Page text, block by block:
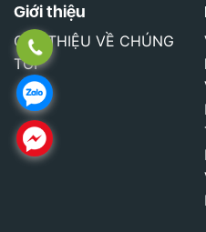
Giới thiệu
GIỚI THIỆU VỀ CHÚNG
TÔI